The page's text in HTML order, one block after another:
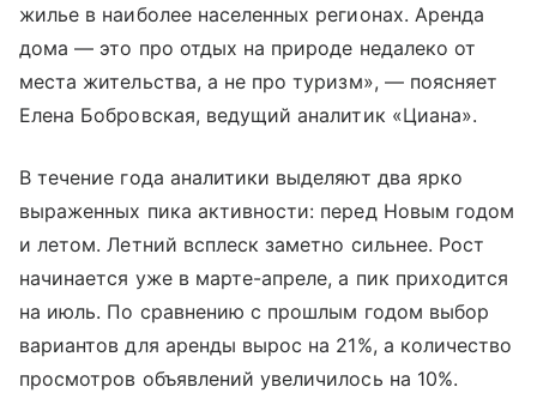
жилье в наиболее населенных регионах. Аренда
дома — это про отдых на природе недалеко от
места жительства, а не про туризм», — поясняет
Елена Бобровская, ведущий аналитик «Циана».
В течение года аналитики выделяют два ярко
выраженных пика активности: перед Новым годом
и летом. Летний всплеск заметно сильнее. Рост
начинается уже в марте-апреле, а пик приходится
на июль. По сравнению с прошлым годом выбор
вариантов для аренды вырос на 21%, а количество
просмотров объявлений увеличилось на 10%.